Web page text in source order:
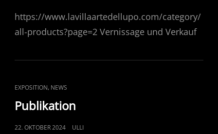
https://www.lavillaartedellupo.com/category/
all-products?page=2 Vernissage und Verkauf
CAT
LINKS
EXPOSITION, NEWS
Publikation
POSTED
22. OKTOBER 2024 ULLI